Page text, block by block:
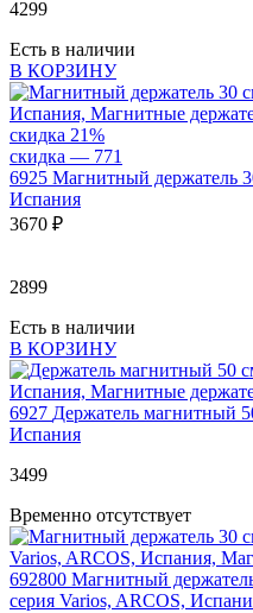
4299
Есть в наличии
В КОРЗИНУ
скидка 21%
скидка — 771
6925 Магнитный держатель
Испания
3670 ₽
2899
Есть в наличии
В КОРЗИНУ
6927 Держатель магнитный
Испания
3499
Временно отсутствует
692800 Магнитный
серия Varios, ARCOS,